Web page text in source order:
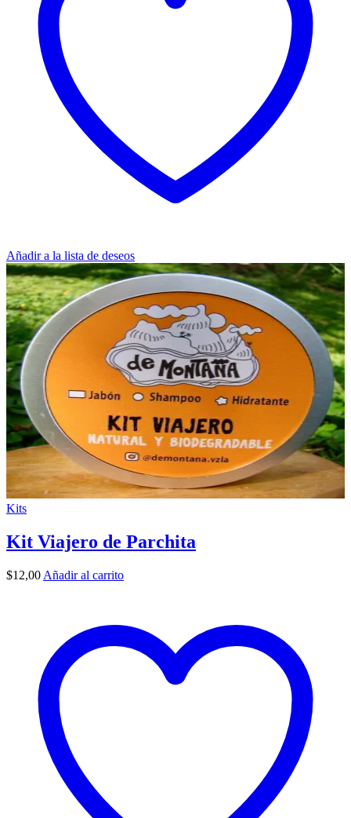
Añadir a la lista de deseos
Kits
Kit Viajero de Parchita
$12,00 Añadir al carrito